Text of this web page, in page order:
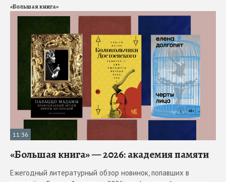
«Большая книга»
11:36
«Большая книга» — 2026: академия памяти
Ежегодный литературный обзор новинок, попавших в